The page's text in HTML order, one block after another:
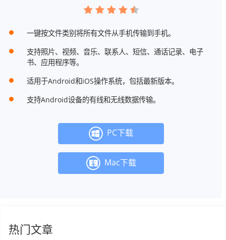
一键按文件类别将所有文件从手机传输到手机。
支持照片、视频、音乐、联系人、短信、通话记录、电子
书、应用程序等。
适用于Android和iOS操作系统，包括最新版本。
支持Android设备的有线和无线数据传输。
PC下载
Mac下载
热门文章